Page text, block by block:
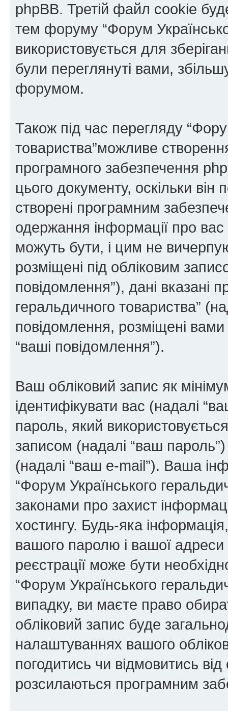
phpBB. Третій файл cookie
тем форуму “Форум
використовується для
були переглянуті вами,
форумом.
Також під час перегляду
товариства”можливе
програмного забезпечення
цього документу, оскільки
створені програмним
одержання інформації про
можуть бути, і цим не
розміщені під обліковим
повідомлення”), дані вказані
геральдичного товариства”
повідомлення, розміщені вами
“ваші повідомлення”).
Ваш обліковий запис як
ідентифікувати вас (надалі
пароль, який
записом (надалі “ваш
(надалі “ваш e-mail”). Ваша
“Форум Українського
законами про захист
хостингу. Будь-яка
вашого паролю і вашої адреси
реєстрації може бути
“Форум Українського
випадку, ви маєте право
обліковий запис буде
налаштуваннях вашого
погодитись чи відмовитись
розсилаються програмним